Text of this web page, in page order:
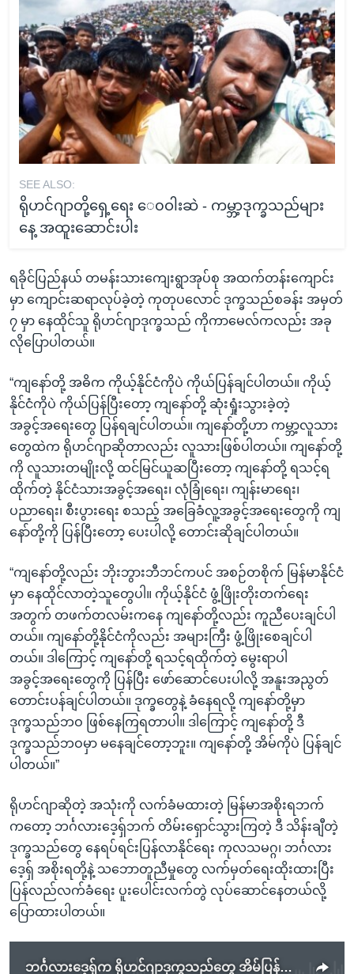
SEE ALSO:
ရိုဟင်ဂျာတို့ရှေ့ရေး ေ၀ဝါးဆဲ - ကမ္ဘာ့ဒုက္ခသည်များ
နေ့ အထူးဆောင်းပါး
ရခိုင်ပြည်နယ် တမန်းသားကျေးရွာအုပ်စု အထက်တန်းကျောင်း
မှာ ကျောင်းဆရာလုပ်ခဲ့တဲ့ ကုတုပလောင် ဒုက္ခသည်စခန်း အမှတ်
၇ မှာ နေထိုင်သူ ရိုဟင်ဂျာဒုက္ခသည် ကိုကာမေလ်ကလည်း အခု
လိုပြောပါတယ်။
“ကျနော်တို့ အဓိက ကိုယ့်နိုင်ငံကိုပဲ ကိုယ်ပြန်ချင်ပါတယ်။ ကိုယ့်
နိုင်ငံကိုပဲ ကိုယ်ပြန်ပြီးတော့ ကျနော်တို့ ဆုံးရှုံးသွားခဲ့တဲ့
အခွင့်အရေးတွေ ပြန်ရချင်ပါတယ်။ ကျနော်တို့ဟာ ကမ္ဘာ့လူသား
တွေထဲက ရိုဟင်ဂျာဆိုတာလည်း လူသားဖြစ်ပါတယ်။ ကျနော်တို့
ကို လူသားတမျိုးလို့ ထင်မြင်ယူဆပြီးတော့ ကျနော်တို့ ရသင့်ရ
ထိုက်တဲ့ နိုင်ငံသားအခွင့်အရေး၊ လုံခြုံရေး၊ ကျန်းမာရေး၊
ပညာရေး၊ စီးပွားရေး စသည့် အခြေခံလူ့အခွင့်အရေးတွေကို ကျ
နော်တို့ကို ပြန်ပြီးတော့ ပေးပါလို့ တောင်းဆိုချင်ပါတယ်။
“ကျနော်တို့လည်း ဘိုးဘွားဘီဘင်ကပင် အစဉ်တစိုက် မြန်မာနိုင်ငံ
မှာ နေထိုင်လာတဲ့သူတွေပါ။ ကိုယ့်နိုင်ငံ ဖွံ့ဖြိုးတိုးတက်ရေး
အတွက် တဖက်တလမ်းကနေ ကျနော်တို့လည်း ကူညီပေးချင်ပါ
တယ်။ ကျနော်တို့နိုင်ငံကိုလည်း အများကြီး ဖွံ့ဖြိုးစေချင်ပါ
တယ်။ ဒါကြောင့် ကျနော်တို့ ရသင့်ရထိုက်တဲ့ မွေးရာပါ
အခွင့်အရေးတွေကို ပြန်ပြီး ဖော်ဆောင်ပေးပါလို့ အနူးအညွတ်
တောင်းပန်ချင်ပါတယ်။ ဒုက္ခတွေနဲ့ ခံနေရလို့ ကျနော်တို့မှာ
ဒုက္ခသည်ဘဝ ဖြစ်နေကြရတာပါ။ ဒါကြောင့် ကျနော်တို့ ဒီ
ဒုက္ခသည်ဘဝမှာ မနေချင်တော့ဘူး။ ကျနော်တို့ အိမ်ကိုပဲ ပြန်ချင်
ပါတယ်။”
ရိုဟင်ဂျာဆိုတဲ့ အသုံးကို လက်ခံမထားတဲ့ မြန်မာအစိုးရဘက်
ကတော့ ဘင်္ဂလားဒေ့ရှ်ဘက် တိမ်းရှောင်သွားကြတဲ့ ဒီ သိန်းချီတဲ့
ဒုက္ခသည်တွေ နေရပ်ရင်းပြန်လာနိုင်ရေး ကုလသမဂ္ဂ၊ ဘင်္ဂလား
ဒေ့ရှ် အစိုးရတို့နဲ့ သဘောတူညီမှုတွေ လက်မှတ်ရေးထိုးထားပြီး
ပြန်လည်လက်ခံရေး ပူးပေါင်းလက်တွဲ လုပ်ဆောင်နေတယ်လို့
ပြောထားပါတယ်။
ဘင်္ဂလားဒေ့ရှ်က ရိုဟင်ဂျာဒုက္ခသည်တွေ အိမ်ပြန်ပါရစေလို့ ဒုက္ခသည်များနေ့မှာ တောင်းဆို